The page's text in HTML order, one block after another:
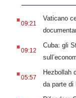
.09:21
Vaticano
.09:12
Cuba: gli
.05:57
Hezbollah
da parte di